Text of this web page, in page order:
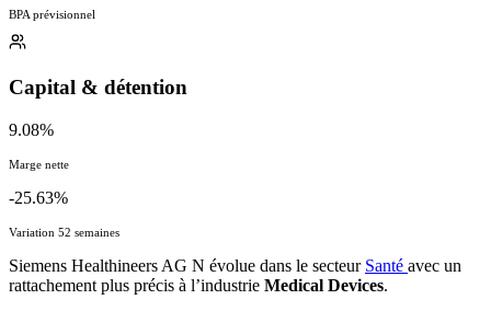
BPA prévisionnel
Capital & détention
9.08%
Marge nette
-25.63%
Variation 52 semaines
Siemens Healthineers AG N évolue dans le secteur Santé avec un
rattachement plus précis à l’industrie Medical Devices.